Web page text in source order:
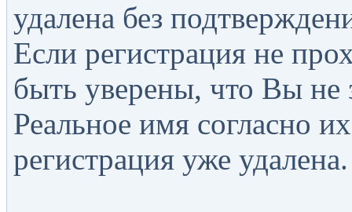
удалена без
Если регистрация не
быть уверены, что Вы не
Реальное имя согласно
регистрация уже удалена.